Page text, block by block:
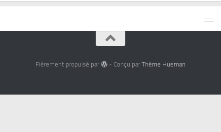
Fièrement propulsé par - Conçu par Thème Hueman